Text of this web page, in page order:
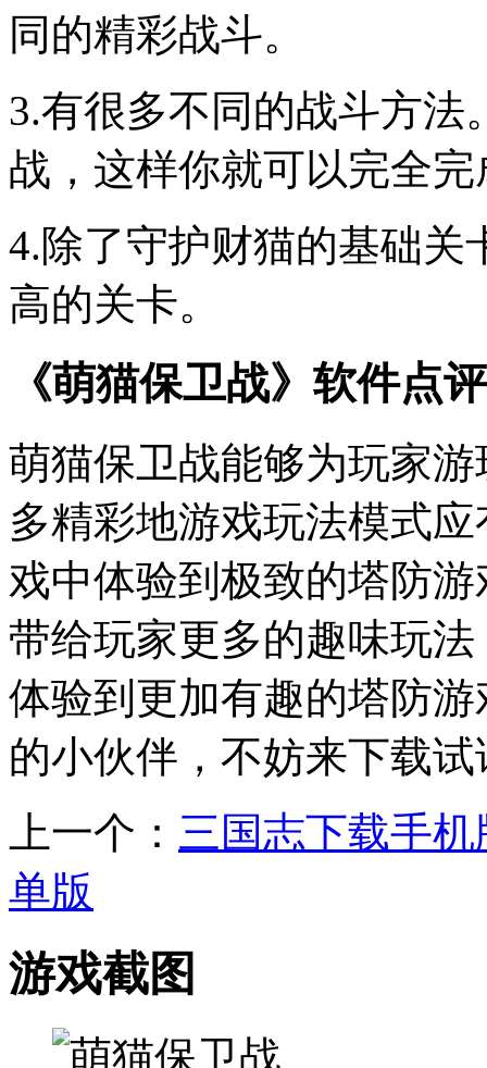
同的精彩战斗。
3.有很多不同的战斗方
战，这样你就可以完全
4.除了守护财猫的基础关
高的关卡。
《萌猫保卫战》软件点
萌猫保卫战能够为玩家
多精彩地游戏玩法模式
戏中体验到极致的塔防
带给玩家更多的趣味玩
体验到更加有趣的塔防
的小伙伴，不妨来下载试
上一个： 三国志下载手机
单版
游戏截图